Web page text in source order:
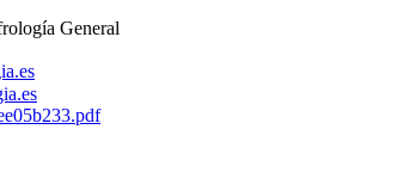
General